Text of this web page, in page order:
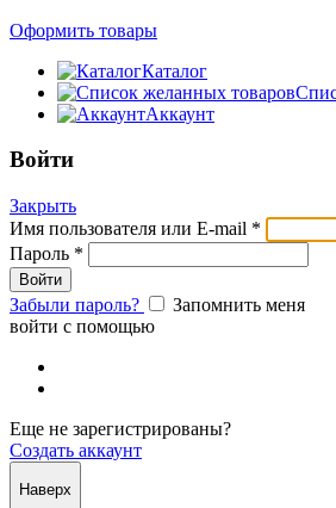
Оформить товары
Каталог
Аккаунт
Войти
Закрыть
Имя пользователя или E-mail *
Пароль *
Забыли пароль?
Запомнить меня
войти с помощью
Еще не зарегистрированы?
Создать аккаунт
Наверх